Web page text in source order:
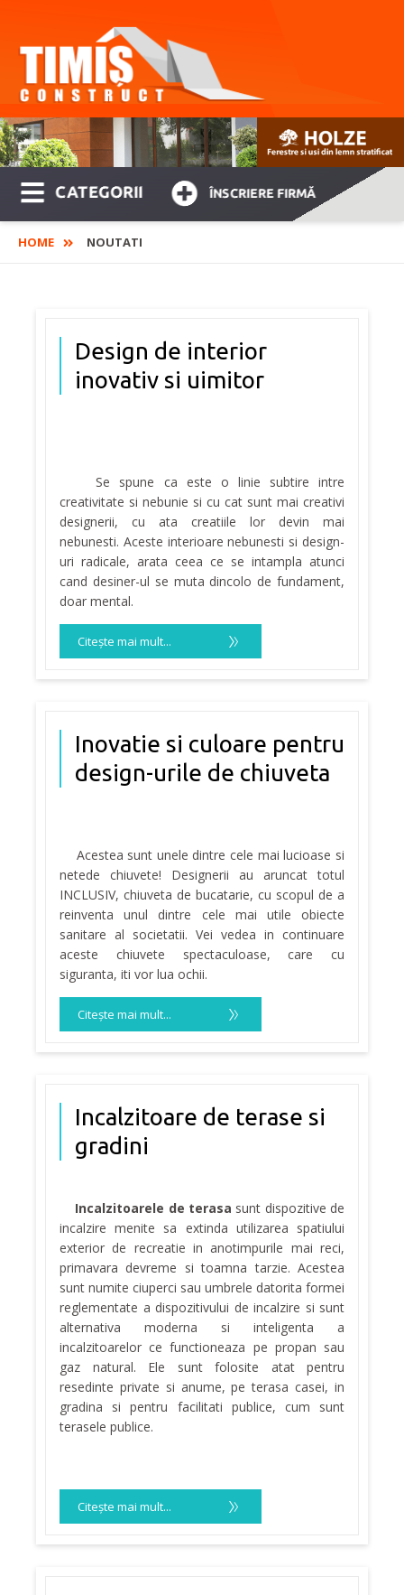
CATEGORII ÎNSCRIERE FIRMĂ
HOME NOUTATI
Design de interior
inovativ si uimitor
Se spune ca este o linie subtire intre
creativitate si nebunie si cu cat sunt mai creativi
designerii, cu ata creatiile lor devin mai
nebunesti. Aceste interioare nebunesti si design-
uri radicale, arata ceea ce se intampla atunci
cand desiner-ul se muta dincolo de fundament,
doar mental.
Citeşte mai mult...
Inovatie si culoare pentru
design-urile de chiuveta
Acestea sunt unele dintre cele mai lucioase si
netede chiuvete! Designerii au aruncat totul
INCLUSIV, chiuveta de bucatarie, cu scopul de a
reinventa unul dintre cele mai utile obiecte
sanitare al societatii. Vei vedea in continuare
aceste chiuvete spectaculoase, care cu
siguranta, iti vor lua ochii.
Citeşte mai mult...
Incalzitoare de terase si
gradini
Incalzitoarele de terasa sunt dispozitive de
incalzire menite sa extinda utilizarea spatiului
exterior de recreatie in anotimpurile mai reci,
primavara devreme si toamna tarzie. Acestea
sunt numite ciuperci sau umbrele datorita formei
reglementate a dispozitivului de incalzire si sunt
alternativa moderna si inteligenta a
incalzitoarelor ce functioneaza pe propan sau
gaz natural. Ele sunt folosite atat pentru
resedinte private si anume, pe terasa casei, in
gradina si pentru facilitati publice, cum sunt
terasele publice.
Citeşte mai mult...